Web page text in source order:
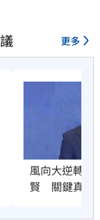
更多
風向大逆轉！
賢　關鍵真相